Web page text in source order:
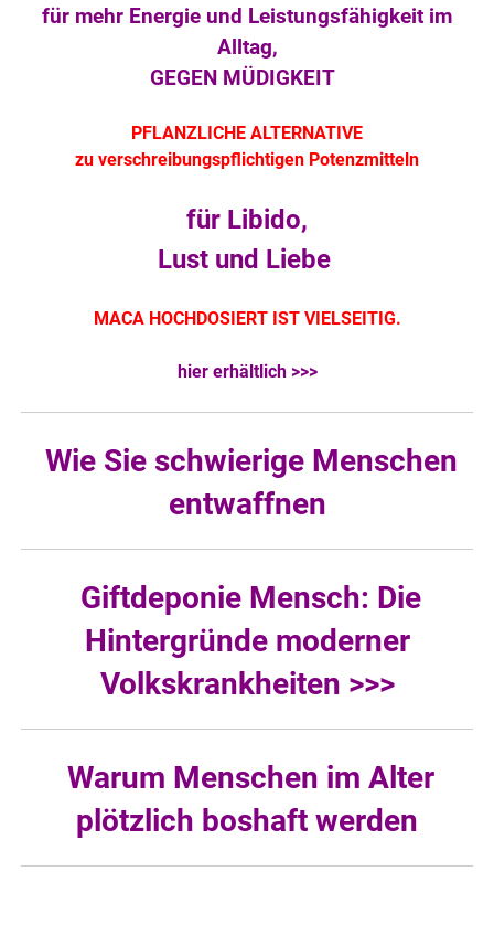
für mehr Energie und Leistungsfähigkeit im
Alltag,
GEGEN MÜDIGKEIT
PFLANZLICHE ALTERNATIVE
zu verschreibungspflichtigen Potenzmitteln
für Libido,
Lust und Liebe
MACA HOCHDOSIERT IST VIELSEITIG.
hier erhältlich >>>
Wie Sie schwierige Menschen
entwaffnen
Giftdeponie Mensch: Die
Hintergründe moderner
Volkskrankheiten >>>
Warum Menschen im Alter
plötzlich boshaft werden